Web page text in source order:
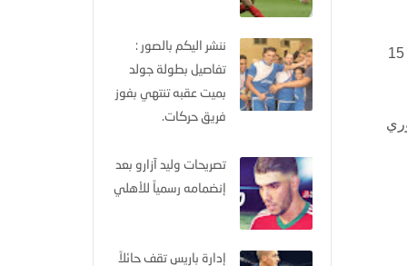
ورفضت لجنة الاستئناف في الاتحاد هذا الطلب. ولا يزال في إمكان ريال رفع القضية إلى المحكمة الإدارية الرياضية خلال مهلة 15
ضمن موسم 2017-2018 في الدوري
ننشر اليكم بالصور :
تفاصيل بطولة جولد
بميت عقبه تنتهي بفوز
فريق حركات.
تصريحات وليد آزارو بعد
إنضمامه رسمياً للأهلي
إدارة باريس تقف حائلاً